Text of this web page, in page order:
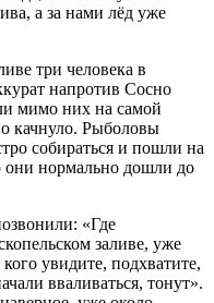
а за нами лёд уже
три человека в
напротив Сосно
мимо них на самой
качнуло. Рыболовы
собираться и пошли на
они нормально дошли до
«Где
заливе, уже
увидите, подхватите,
вваливаться, тонут».